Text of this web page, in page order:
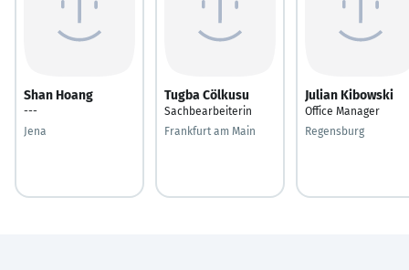
Shan Hoang
---
Jena
Tugba Cölkusu
Sachbearbeiterin
Frankfurt am Main
Julian Kibowski
Office Manager
Regensburg